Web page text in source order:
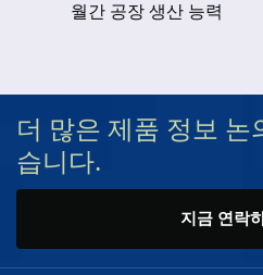
월간 공장 생산 능력
더 많은 제품 정보 논
습니다.
지금 연락